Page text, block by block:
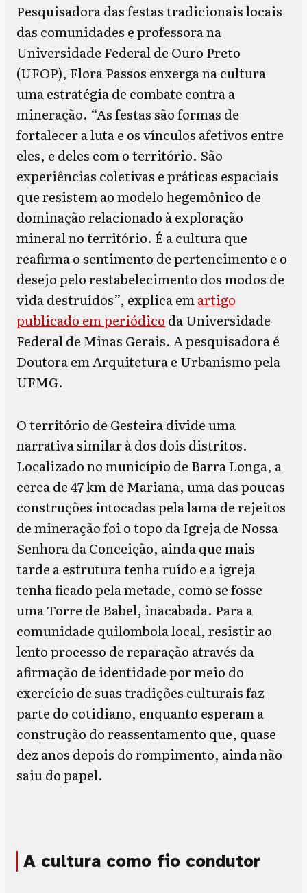
Pesquisadora das festas tradicionais locais
das comunidades e professora na
Universidade Federal de Ouro Preto
(UFOP), Flora Passos enxerga na cultura
uma estratégia de combate contra a
mineração. “As festas são formas de
fortalecer a luta e os vínculos afetivos entre
eles, e deles com o território. São
experiências coletivas e práticas espaciais
que resistem ao modelo hegemônico de
dominação relacionado à exploração
mineral no território. É a cultura que
reafirma o sentimento de pertencimento e o
desejo pelo restabelecimento dos modos de
vida destruídos”, explica emartigo
publicado em periódico da Universidade
Federal de Minas Gerais. A pesquisadora é
Doutora em Arquitetura e Urbanismo pela
UFMG.
O território de Gesteira divide uma
narrativa similar à dos dois distritos.
Localizado no município de Barra Longa, a
cerca de 47 km de Mariana, uma das poucas
construções intocadas pela lama de rejeitos
de mineração foi o topo da Igreja de Nossa
Senhora da Conceição, ainda que mais
tarde a estrutura tenha ruído e a igreja
tenha ficado pela metade, como se fosse
uma Torre de Babel, inacabada. Para a
comunidade quilombola local, resistir ao
lento processo de reparação através da
afirmação de identidade por meio do
exercício de suas tradições culturais faz
parte do cotidiano, enquanto esperam a
construção do reassentamento que, quase
dez anos depois do rompimento, ainda não
saiu do papel.
A cultura como fio condutor